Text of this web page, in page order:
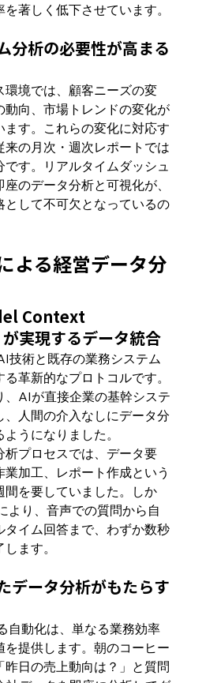
著しく低下させています。
分析の必要性が高まる
環境では、顧客ニーズの変
動向、市場トレンドの変化が
ます。これらの変化に対応す
来の月次・週次レポートでは
です。リアルタイムダッシュ
のデータ分析と可視化が、
として不可欠となっているの
よる経営データ分
Context
実現するデータ統合
技術と既存の業務システム
革新的なプロトコルです。
、AIが直接企業の基幹システ
、人間の介入なしにデータ分
うになりました。
析プロセスでは、データ要
加工、レポート作成という
間を要していました。しか
より、音声での質問から自
タイム回答まで、わずか数秒
ます。
データ分析がもたらす
自動化は、単なる業務効率
を提供します。朝のコーヒー
昨日の売上動向は？」と質問